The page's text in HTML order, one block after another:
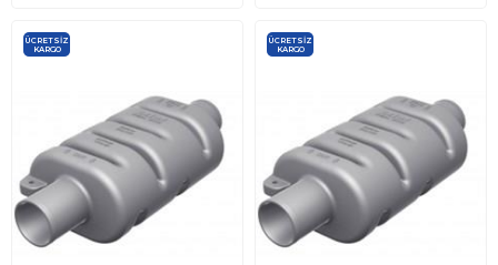
ÜCRETSIZ
KARGO
ÜCRETSIZ
KARGO